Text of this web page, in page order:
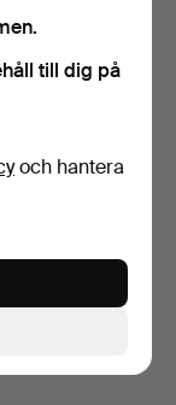
1 064 USD
diamanter
till dig på
och hantera